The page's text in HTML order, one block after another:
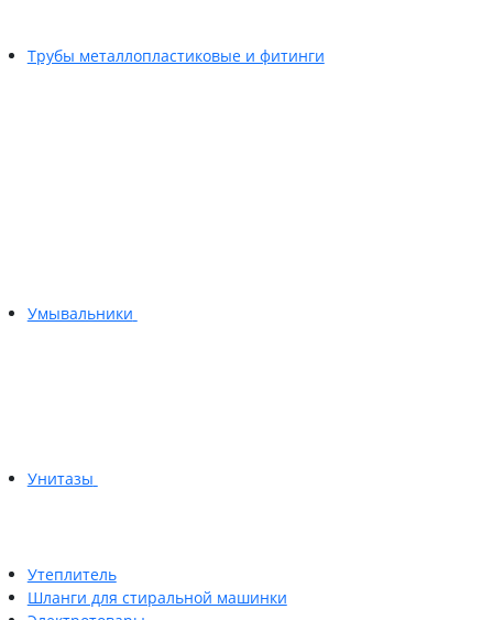
Трубы металлопластиковые и фитинги
Умывальники
Унитазы
Утеплитель
Шланги для стиральной машинки